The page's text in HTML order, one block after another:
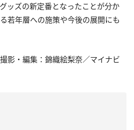
ッズの新定番となったことが分か
若年層への施策や今後の展開にも
影・編集：錦織絵梨奈／マイナビ